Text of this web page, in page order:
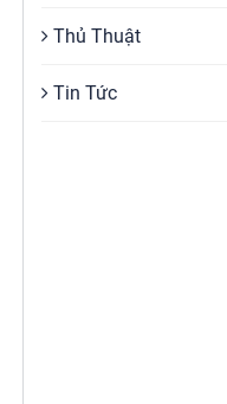
Thủ Thuật
Tin Tức